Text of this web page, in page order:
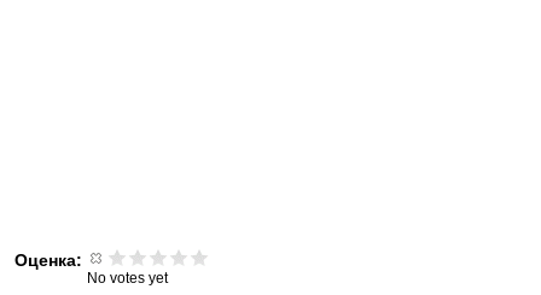
Оценка:
No votes yet